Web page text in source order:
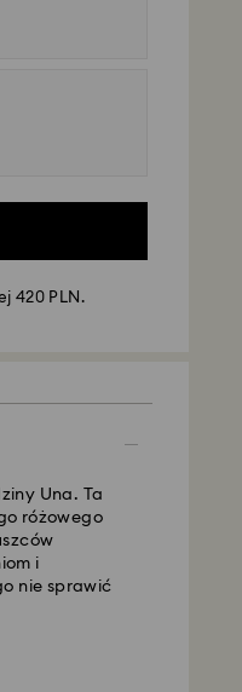
420 PLN.
Una. Ta
różowego
i
nie sprawić
i
420 PLN
dnia.
i